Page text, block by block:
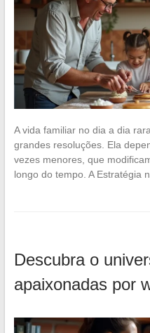
A vida familiar no dia a dia
grandes resoluções. Ela
vezes menores, que
longo do tempo. A Estratégia
Descubra o
apaixonadas por